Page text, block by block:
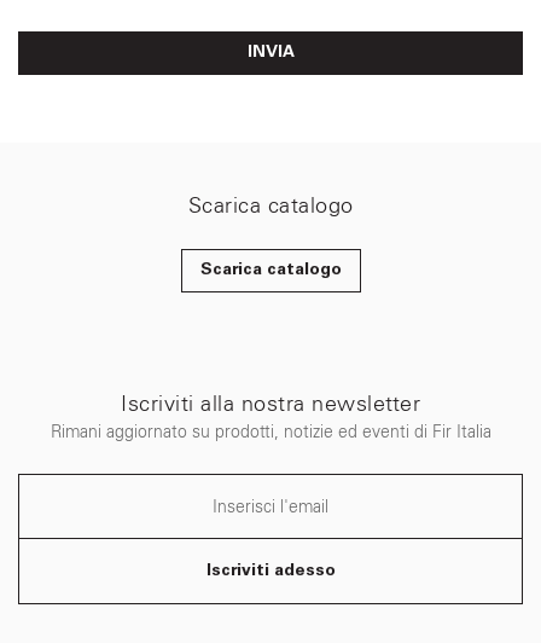
INVIA
Scarica catalogo
Scarica catalogo
Iscriviti alla nostra newsletter
Rimani aggiornato su prodotti, notizie ed eventi di Fir Italia
Iscriviti adesso